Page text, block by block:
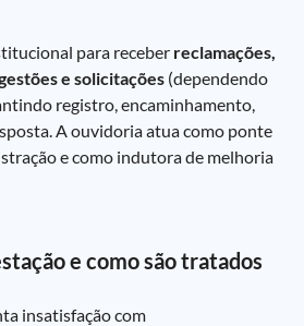
para receber reclamações,
e solicitações (dependendo
registro, encaminhamento,
A ouvidoria atua como ponte
e como indutora de melhoria
e como são tratados
insatisfação com